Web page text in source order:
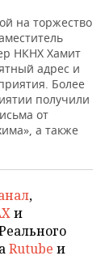
на торжество
НКНХ Хамит
адрес и
Более
получили
от
а также
,
и
Rutube и